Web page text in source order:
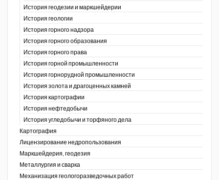
История геодезии и маркшейдерии
История геологии
История горного надзора
История горного образования
История горного права
История горной промышленности
История горнорудной промышленности
История золота и драгоценных камней
История картографии
История нефтедобычи
История угледобычи и торфяного дела
Картография
Лицензирование недропользования
Маркшейдерия, геодезия
Металлургия и сварка
Механизация геологоразведочных работ